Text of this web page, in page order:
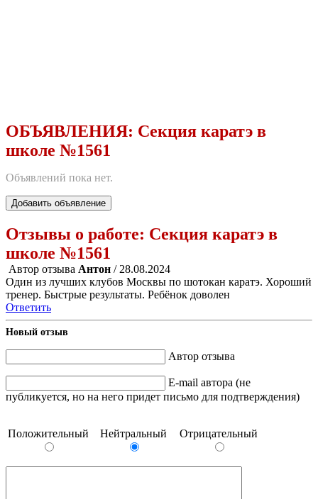
ОБЪЯВЛЕНИЯ: Секция каратэ в
школе №1561
Объявлений пока нет.
Добавить объявление
Отзывы о работе: Секция каратэ в
школе №1561
Автор отзыва Антон / 28.08.2024
Один из лучших клубов Москвы по шотокан каратэ. Хороший
тренер. Быстрые результаты. Ребёнок доволен
Ответить
Новый отзыв
Автор отзыва
E-mail автора (не
публикуется, но на него придет письмо для подтверждения)
Положительный Нейтральный Отрицательный